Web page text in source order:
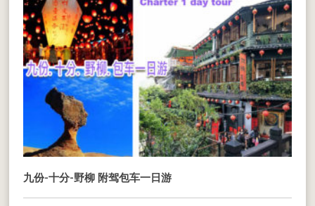
九份-十分-野柳 附驾包车一日游